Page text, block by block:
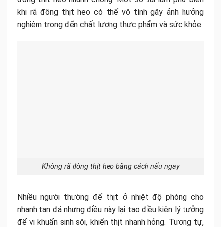
khi rã đông thịt heo có thể vô tình gây ảnh hưởng
nghiêm trọng đến chất lượng thực phẩm và sức khỏe.
Không rã đông thịt heo bằng cách nấu ngay
Nhiều người thường để thịt ở nhiệt độ phòng cho
nhanh tan đá nhưng điều này lại tạo điều kiện lý tưởng
để vi khuẩn sinh sôi, khiến thịt nhanh hỏng. Tương tự,